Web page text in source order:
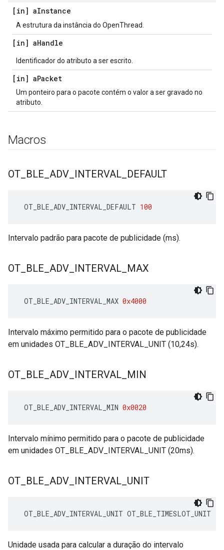
[in] aInstance
A estrutura da instância do OpenThread.
[in] aHandle
Identificador do atributo a ser escrito.
[in] aPacket
Um ponteiro para o pacote contém o valor a ser gravado no
atributo.
Macros
OT BLE ADV INTERVAL DEFAULT
OT_BLE_ADV_INTERVAL_DEFAULT 100
Intervalo padrão para pacote de publicidade (ms).
OT BLE ADV INTERVAL MAX
OT_BLE_ADV_INTERVAL_MAX 0x4000
Intervalo máximo permitido para o pacote de publicidade
em unidades OT_BLE_ADV_INTERVAL_UNIT (10,24s).
OT BLE ADV INTERVAL MIN
OT_BLE_ADV_INTERVAL_MIN 0x0020
Intervalo mínimo permitido para o pacote de publicidade
em unidades OT_BLE_ADV_INTERVAL_UNIT (20ms).
OT BLE ADV INTERVAL UNIT
OT_BLE_ADV_INTERVAL_UNIT OT_BLE_TIMESLOT_UNIT
Unidade usada para calcular a duração do intervalo